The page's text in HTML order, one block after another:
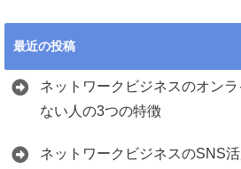
最近の投稿
ネットワークビジネスのオン
ない人の3つの特徴
ネットワークビジネスのSNS